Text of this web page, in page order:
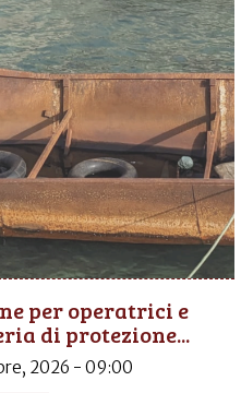
per operatrici e
di protezione...
2026 - 09:00